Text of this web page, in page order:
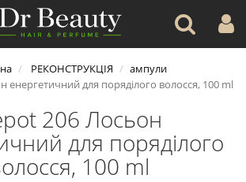
РЕКОНСТРУКЦІЯ
ампули
енергетичний для поряділого волосся, 100 ml
206 Лосьон
для поряділого
100 ml